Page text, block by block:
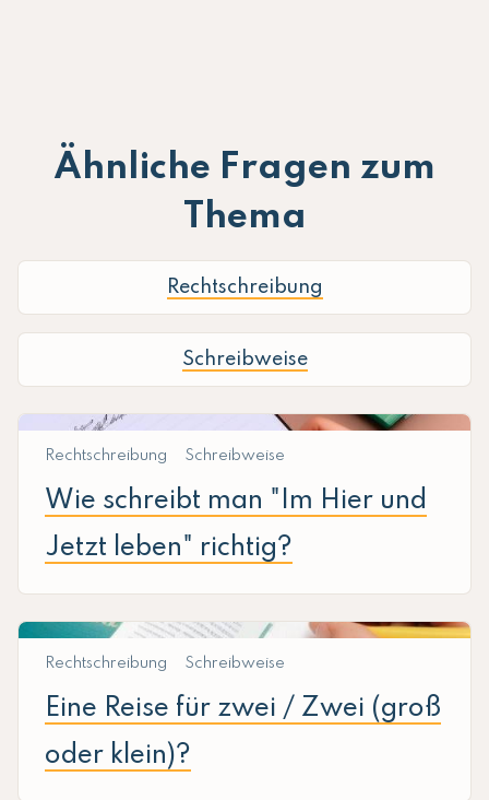
Ähnliche Fragen zum
Thema
Rechtschreibung
Schreibweise
Rechtschreibung Schreibweise
Wie schreibt man "Im Hier und
Jetzt leben" richtig?
Rechtschreibung Schreibweise
Eine Reise für zwei / Zwei (groß
oder klein)?